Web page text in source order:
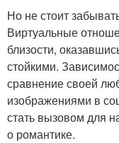
Но не стоит
Виртуальные
близости,
стойкими.
сравнение своей
изображениями в
стать вызовом для
о романтике.